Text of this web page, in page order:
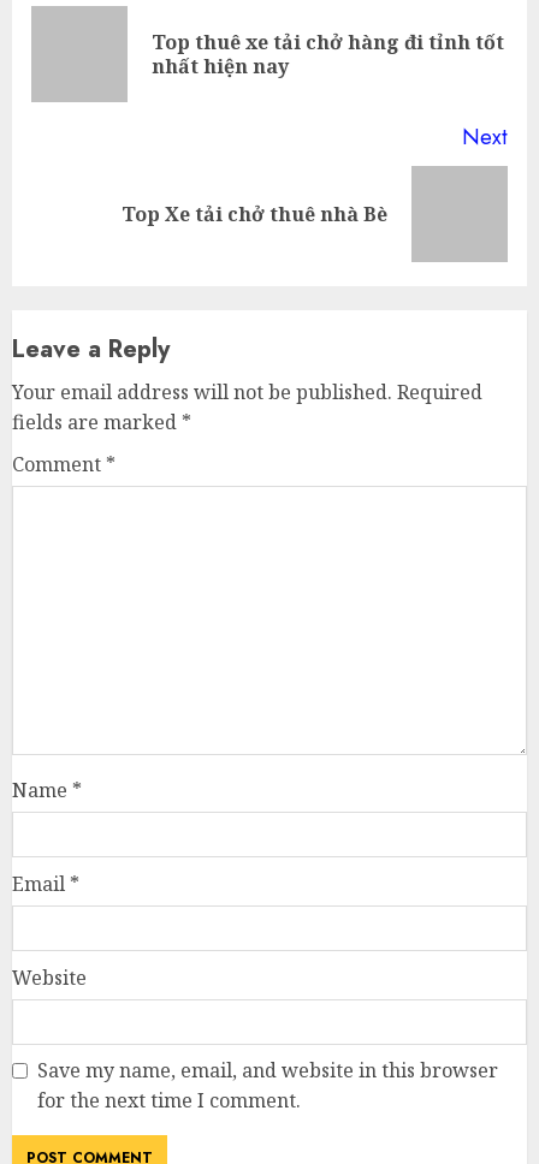
ReadingTop thuê xe tải chở hàng đi tỉnh tốt
nhất hiện nay
Next
Top Xe tải chở thuê nhà Bè
Leave a Reply
Your email address will not be published. Required
fields are marked *
Comment *
Name *
Email *
Website
Save my name, email, and website in this browser
for the next time I comment.